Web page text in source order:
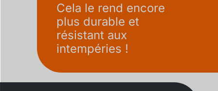
Cela le rend encore
plus durable et
résistant aux
intempéries !